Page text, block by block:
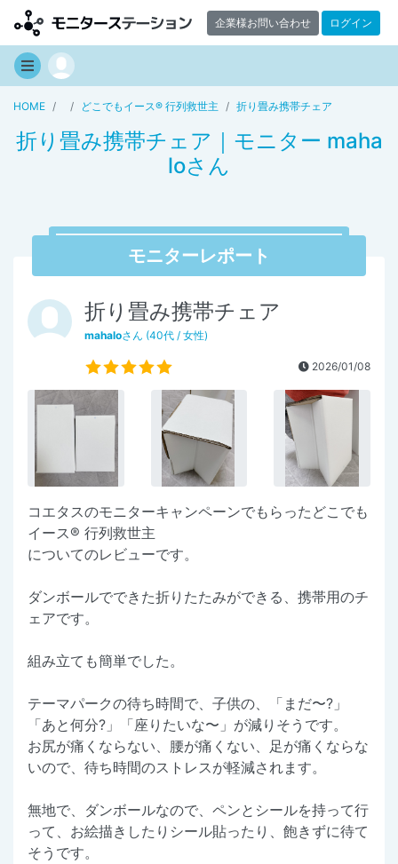
企業様お問い合わせ ログイン
HOME どこでもイース® 行列救世主 折り畳み携帯チェア
折り畳み携帯チェア｜モニター maha
loさん
モニターレポート
折り畳み携帯チェア
mahaloさん (40代 / 女性)
2026/01/08
コエタスのモニターキャンペーンでもらったどこでも
イース® 行列救世主
についてのレビューです。
ダンボールでできた折りたたみができる、携帯用のチ
ェアです。
組み立ても簡単でした。
テーマパークの待ち時間で、子供の、「まだ〜?」
「あと何分?」「座りたいな〜」が減りそうです。
お尻が痛くならない、腰が痛くない、足が痛くならな
いので、待ち時間のストレスが軽減されます。
無地で、ダンボールなので、ペンとシールを持って行
って、お絵描きしたりシール貼ったり、飽きずに待て
そうです。